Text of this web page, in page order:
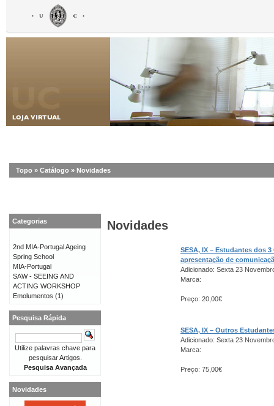
Topo » Catálogo » Novidades
Novidades
SESA, IX – Estudantes dos
apresentação de
Adicionado: Sexta 23
Marca:
Preço: 20,00€
SESA, IX – Outros
Adicionado: Sexta 23
Marca:
Preço: 75,00€
Categorias
2nd MIA-Portugal Ageing
Spring School
MIA-Portugal
SAW - SEEING AND
ACTING WORKSHOP
Emolumentos (1)
Pesquisa Rápida
Utilize palavras chave para
pesquisar Artigos.
Pesquisa Avançada
Novidades